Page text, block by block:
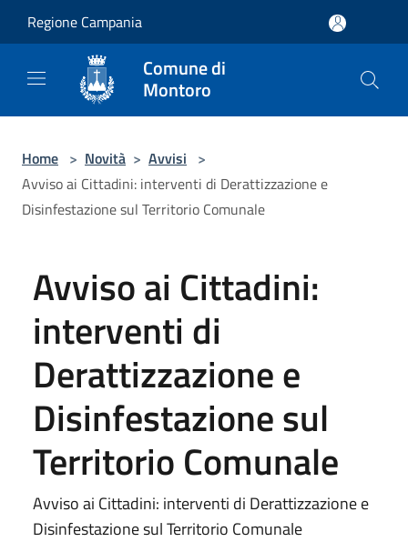
Regione Campania
Comune di
Montoro
Home > Novità > Avvisi >
Avviso ai Cittadini: interventi di Derattizzazione e
Disinfestazione sul Territorio Comunale
Avviso ai Cittadini:
interventi di
Derattizzazione e
Disinfestazione sul
Territorio Comunale
Avviso ai Cittadini: interventi di Derattizzazione e
Disinfestazione sul Territorio Comunale